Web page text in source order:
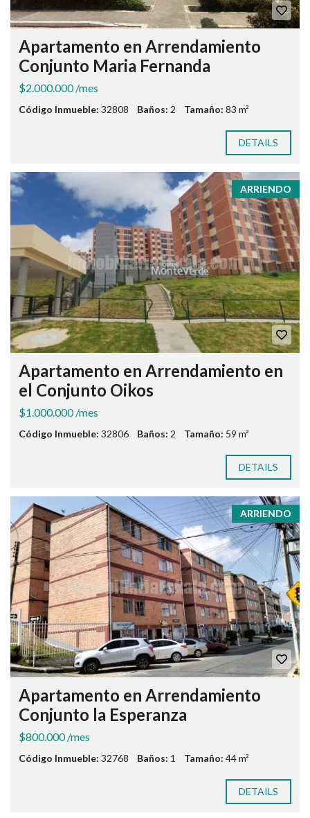
Apartamento en Arrendamiento
Conjunto Maria Fernanda
$2.000.000 /mes
Código Inmueble: 32808 Baños: 2 Tamaño: 83 m²
DETAILS
ARRIENDO
Apartamento en Arrendamiento en
el Conjunto Oikos
$1.000.000 /mes
Código Inmueble: 32806 Baños: 2 Tamaño: 59 m²
DETAILS
ARRIENDO
Apartamento en Arrendamiento
Conjunto la Esperanza
$800.000 /mes
Código Inmueble: 32768 Baños: 1 Tamaño: 44 m²
DETAILS